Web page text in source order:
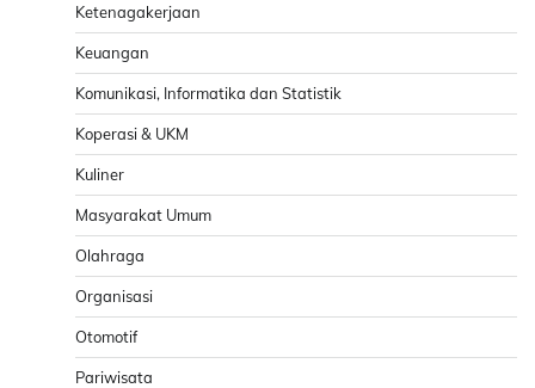
Ketenagakerjaan
Keuangan
Komunikasi, Informatika dan Statistik
Koperasi & UKM
Kuliner
Masyarakat Umum
Olahraga
Organisasi
Otomotif
Pariwisata